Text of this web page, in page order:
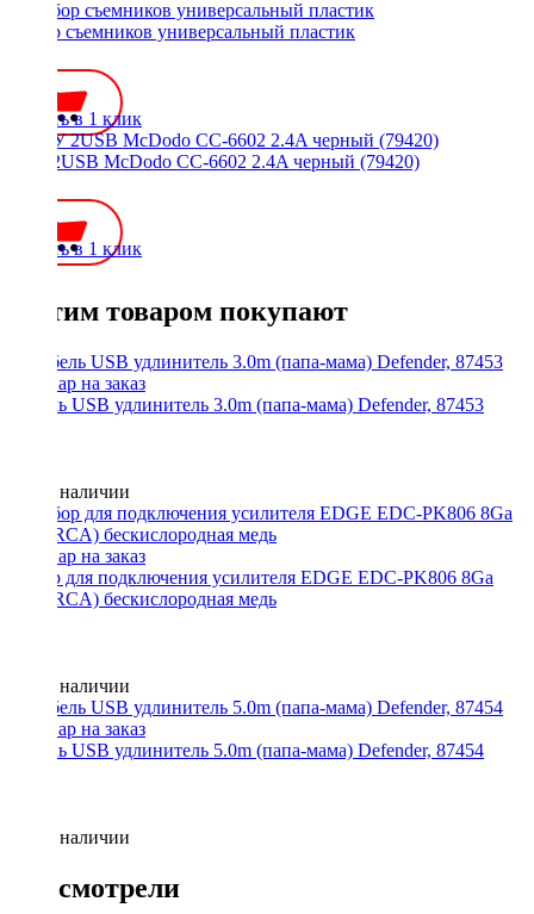
Набор съемников универсальный пластик
Купить в 1 клик
АЗУ 2USB McDodo CC-6602 2.4A черный (79420)
Купить в 1 клик
С этим товаром покупают
Кабель USB удлинитель 3.0m (папа-мама) Defender, 87453
Нет в наличии
Набор для подключения усилителя EDGE EDC-PK806 8Ga
(БЕЗ RCA) бескислородная медь
Нет в наличии
Кабель USB удлинитель 5.0m (папа-мама) Defender, 87454
Нет в наличии
Вы смотрели